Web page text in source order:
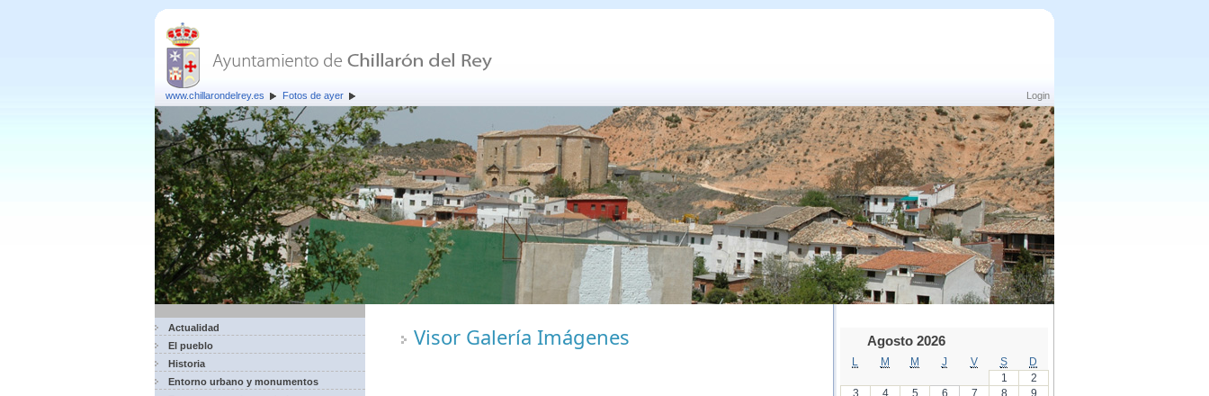
Login
www.chillarondelrey.es Fotos de ayer
Actualidad
El pueblo
Historia
Entorno urbano y monumentos
Visor Galería Imágenes Agosto 2026
M M J V S
D
1
2
3
4 5 6 7 8
9